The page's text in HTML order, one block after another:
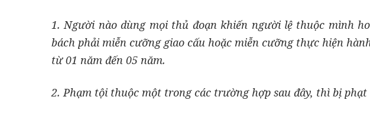
1. Người nào dùng mọi thủ đoạn khiến người lệ thuộc mình
bách phải miễn cưỡng giao cấu hoặc miễn cưỡng thực hiện
từ 01 năm đến 05 năm.
2. Phạm tội thuộc một trong các trường hợp sau đây, thì bị